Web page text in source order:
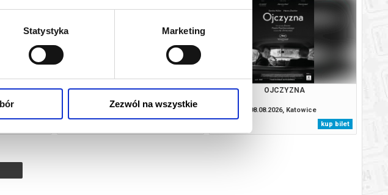
Statystyka Marketing
Zezwól na wszystkie
RODZINA W KINIE: NIESAMOWITA
HISTORIA MUMBO JUMBO
08.08.2026, Katowice
OJCZYZNA
08.08.2026, Katowice
kup bilet